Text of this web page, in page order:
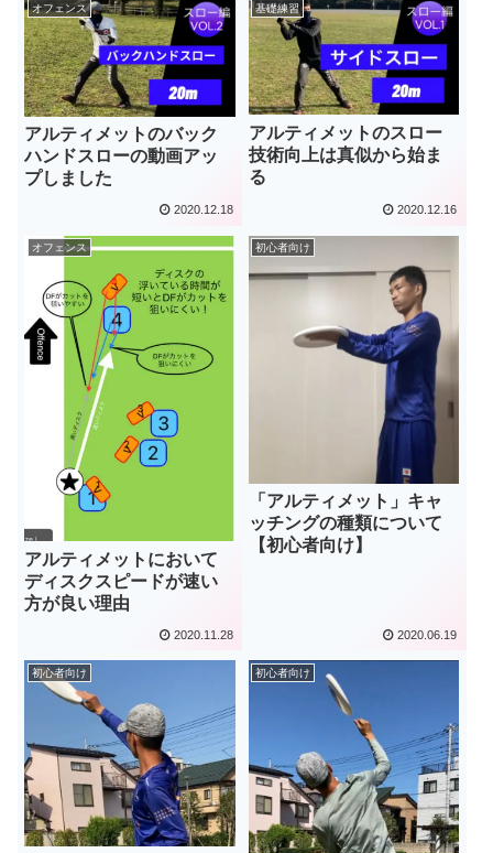
オフェンス
アルティメットのバック
ハンドスローの動画アッ
プしました
2020.12.18
基礎練習
アルティメットのスロー
技術向上は真似から始ま
る
2020.12.16
オフェンス
アルティメットにおいて
ディスクスピードが速い
方が良い理由
2020.11.28
初心者向け
「アルティメット」キャ
ッチングの種類について
【初心者向け】
2020.06.19
初心者向け 初心者向け